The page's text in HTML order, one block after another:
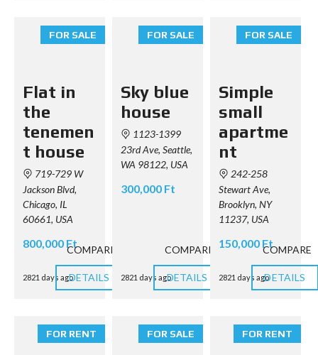
FOR SALE
Flat in
the
tenemen
t house
719-729 W
Jackson Blvd,
Chicago, IL
60661, USA
800,000 Ft
2821 days ago
COMPARE
DETAILS
FOR SALE
Sky blue
house
1123-1399
23rd Ave, Seattle,
WA 98122, USA
300,000 Ft
2821 days ago
COMPARE
DETAILS
FOR SALE
Simple
small
apartme
nt
242-258
Stewart Ave,
Brooklyn, NY
11237, USA
150,000 Ft
2821 days ago
COMPARE
DETAILS
FOR RENT FOR SALE FOR RENT